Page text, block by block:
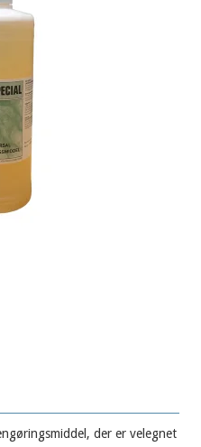
der er velegnet